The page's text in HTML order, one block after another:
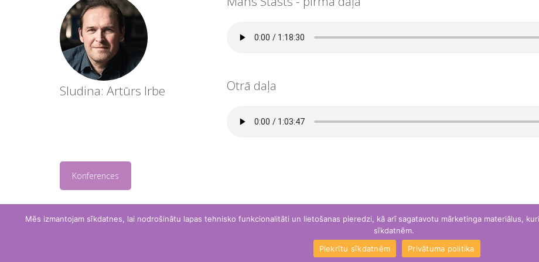
Sludina: Artūrs Irbe Otrā daļa
Konferences
Mēs izmantojam sīkdatnes, lai nodrošinātu lapas tehnisko funkcionalitāti un lietošanas pieredzi, kā arī sagatavotu mārketinga materiālus,
sīkdatnēm.
Piekrītu sīkdatnēm
Privātuma politika